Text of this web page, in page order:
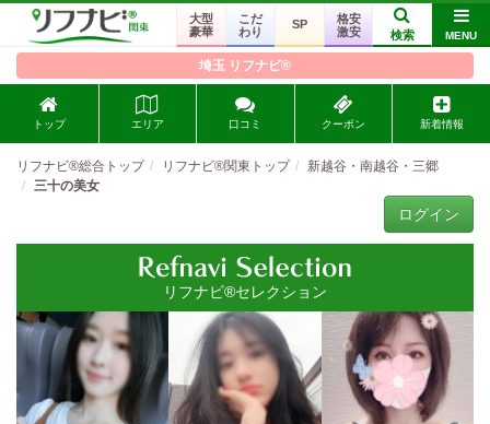
大型
豪華
こだ
わり
SP
格安
激安
検索 MENU
埼玉 リフナビ®
トップ エリア 口コミ クーポン 新着情報
リフナビ®総合トップ リフナビ®関東トップ
新越谷・南越谷・三郷
三十の美女
ログイン
リフナビ®セレクション